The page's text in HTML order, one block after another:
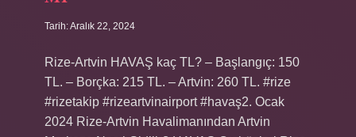
Tarih: Aralık 22, 2024
Rize-Artvin HAVAŞ kaç TL? – Başlangıç: 150
TL. – Borçka: 215 TL. – Artvin: 260 TL. #rize
#rizetakip #rizeartvinairport #havaş2. Ocak
2024 Rize-Artvin Havalimanından Artvin